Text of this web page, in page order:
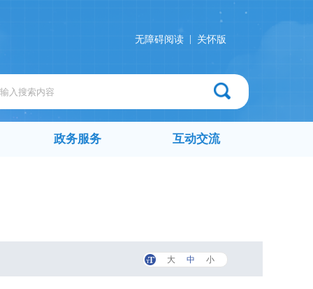
无障碍阅读 关怀版
政务服务 互动交流
大 中 小